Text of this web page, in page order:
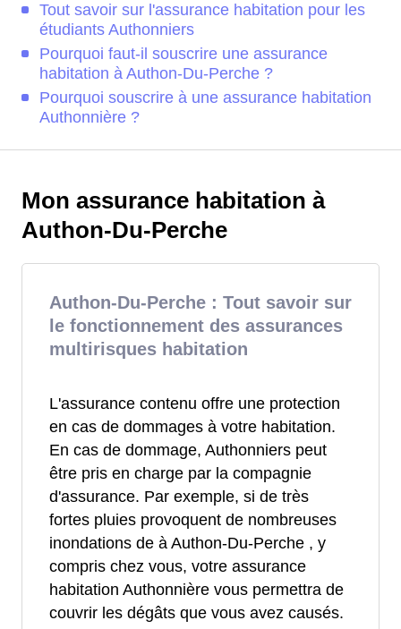
Tout savoir sur l'assurance habitation pour les
étudiants Authonniers
Pourquoi faut-il souscrire une assurance
habitation à Authon-Du-Perche ?
Pourquoi souscrire à une assurance habitation
Authonnière ?
Mon assurance habitation à
Authon-Du-Perche
Authon-Du-Perche : Tout savoir sur
le fonctionnement des assurances
multirisques habitation
L'assurance contenu offre une protection
en cas de dommages à votre habitation.
En cas de dommage, Authonniers peut
être pris en charge par la compagnie
d'assurance. Par exemple, si de très
fortes pluies provoquent de nombreuses
inondations de à Authon-Du-Perche , y
compris chez vous, votre assurance
habitation Authonnière vous permettra de
couvrir les dégâts que vous avez causés.